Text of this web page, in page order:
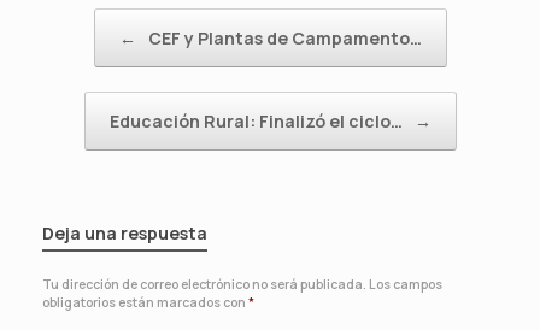
← CEF y Plantas de Campamento…
Educación Rural: Finalizó el ciclo… →
Deja una respuesta
Tu dirección de correo electrónico no será publicada. Los campos
obligatorios están marcados con *